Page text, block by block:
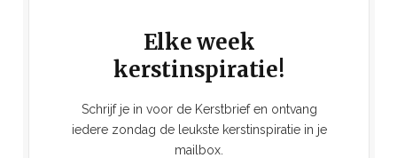
Elke week
kerstinspiratie!
Schrijf je in voor de Kerstbrief en ontvang
iedere zondag de leukste kerstinspiratie in je
mailbox.